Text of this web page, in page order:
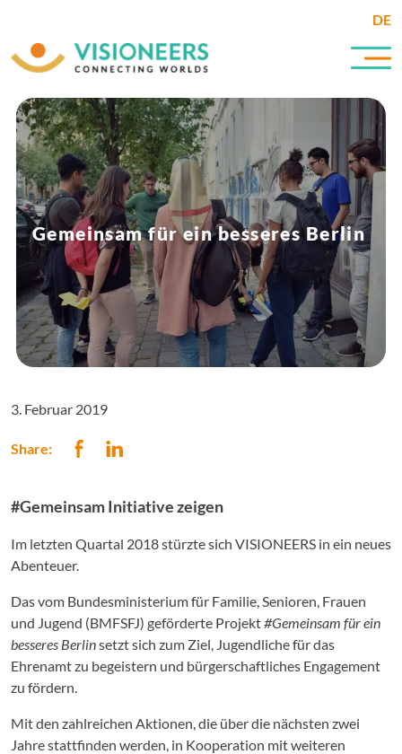
DE
Gemeinsam für ein besseres Berlin
3. Februar 2019
Share:
#Gemeinsam Initiative zeigen
Im letzten Quartal 2018 stürzte sich VISIONEERS in ein neues
Abenteuer.
Das vom Bundesministerium für Familie, Senioren, Frauen
und Jugend (BMFSFJ) geförderte Projekt#Gemeinsam für ein
besseres Berlinsetzt sich zum Ziel, Jugendliche für das
Ehrenamt zu begeistern und bürgerschaftliches Engagement
zu fördern.
Mit den zahlreichen Aktionen, die über die nächsten zwei
Jahre stattfinden werden, in Kooperation mit weiteren